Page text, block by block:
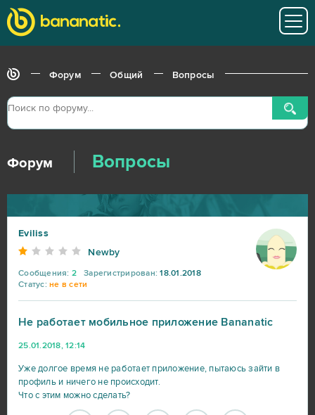
Форум Общий Вопросы
Форум Вопросы
Eviliss
Newby
Сообщения: 2 Зарегистрирован: 18.01.2018
Статус: не в сети
Не работает мобильное приложение Bananatic
25.01.2018, 12:14
Уже долгое время не работает приложение, пытаюсь зайти в
профиль и ничего не происходит.
Что с этим можно сделать?